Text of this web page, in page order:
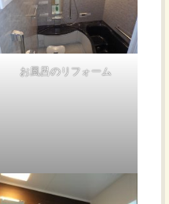
お風呂のリフォーム